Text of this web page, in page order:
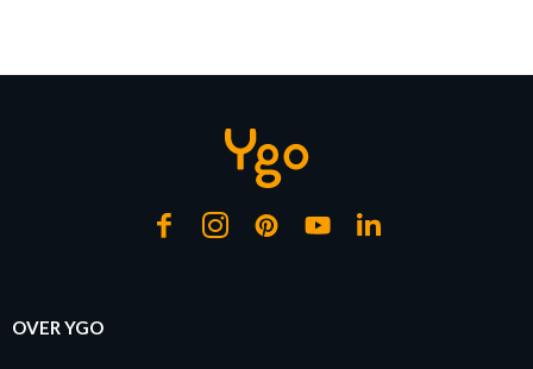
OVER YGO